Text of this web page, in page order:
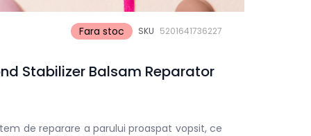
Fara stoc SKU 5201641736227
Stabilizer Balsam Reparator
de reparare a parului proaspat vopsit, ce